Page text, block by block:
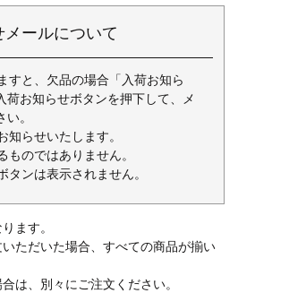
メールについて
すと、欠品の場合「入荷お知ら
お知らせボタンを押下して、メ
。
らせいたします。
のではありません。
ンは表示されません。
ます。
ただいた場合、すべての商品が揃い
は、別々にご注文ください。